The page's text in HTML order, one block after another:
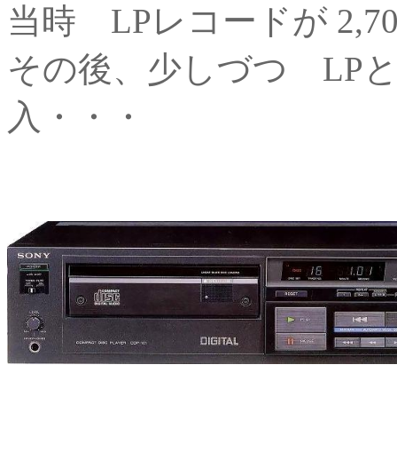
当時 LPレコードが
その後、少しづつ LP
入・・・